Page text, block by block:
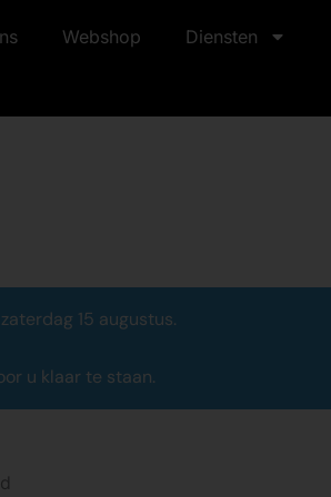
Webshop Diensten
15 augustus.
u klaar te staan.